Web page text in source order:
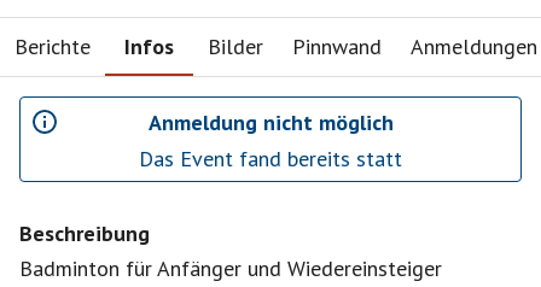
Berichte Infos Bilder Pinnwand Anmeldungen
Anmeldung nicht möglich
Das Event fand bereits statt
Beschreibung
Badminton für Anfänger und Wiedereinsteiger